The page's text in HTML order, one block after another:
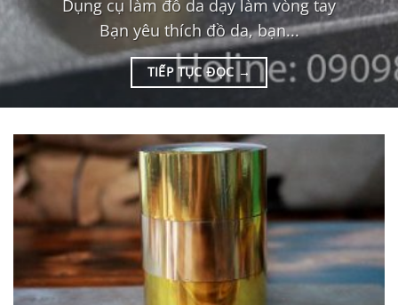
Dụng cụ làm đồ da dạy làm vòng tay
Bạn yêu thích đồ da, bạn...
TIẾP TỤC ĐỌC →